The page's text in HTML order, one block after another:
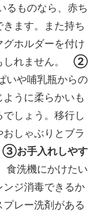
るものなら、赤ち
ます。また持ち
ホルダーを付け
しれません。 ②
いや哺乳瓶からの
うに柔らかいも
しょう。移行し
しゃぶりとブラ
③お手入れしやす
食洗機にかけたい
ンジ消毒できるか
レー洗剤がある